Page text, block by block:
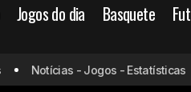
Jogos do dia Basquete
Notícias - Jogos - Estatísticas